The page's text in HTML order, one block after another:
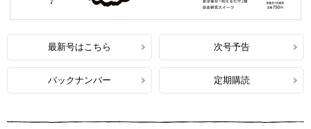
最新号はこちら 次号予告
バックナンバー 定期購読